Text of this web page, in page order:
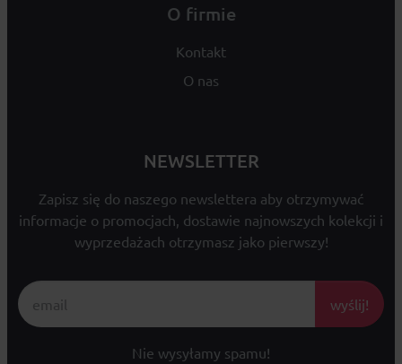
O firmie
Kontakt
O nas
NEWSLETTER
Zapisz się do naszego newslettera aby otrzymywać
informacje o promocjach, dostawie najnowszych kolekcji i
wyprzedażach otrzymasz jako pierwszy!
wyślij!
Nie wysyłamy spamu!